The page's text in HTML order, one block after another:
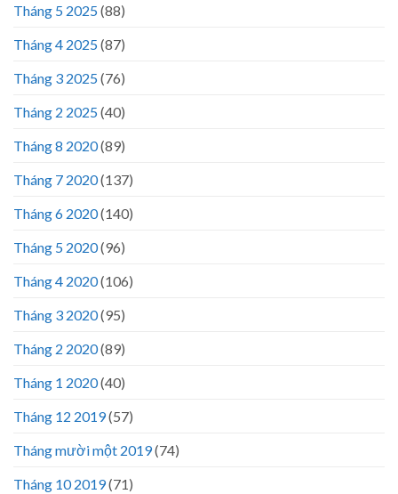
Tháng 5 2025(88)
Tháng 4 2025(87)
Tháng 3 2025(76)
Tháng 2 2025(40)
Tháng 8 2020(89)
Tháng 7 2020(137)
Tháng 6 2020(140)
Tháng 5 2020(96)
Tháng 4 2020(106)
Tháng 3 2020(95)
Tháng 2 2020(89)
Tháng 1 2020(40)
Tháng 12 2019(57)
Tháng mười một 2019(74)
Tháng 10 2019(71)